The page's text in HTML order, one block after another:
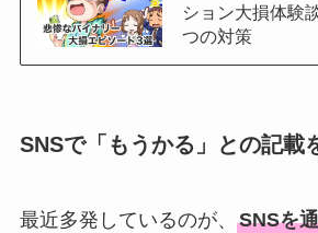
ション大損体験
つの対策
SNSで「もうかる」との記載
最近多発しているのが、 SNSを